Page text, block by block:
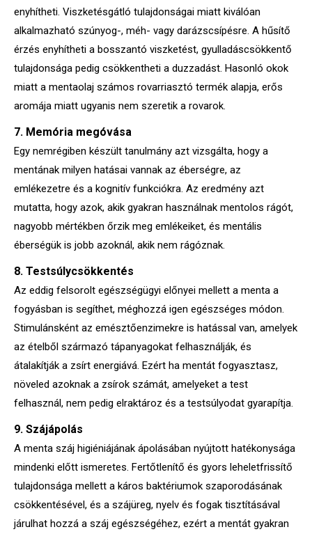
enyhítheti. Viszketésgátló tulajdonságai miatt kiválóan
alkalmazható szúnyog-, méh- vagy darázscsípésre. A hűsítő
érzés enyhítheti a bosszantó viszketést, gyulladáscsökkentő
tulajdonsága pedig csökkentheti a duzzadást. Hasonló okok
miatt a mentaolaj számos rovarriasztó termék alapja, erős
aromája miatt ugyanis nem szeretik a rovarok.
7. Memória megóvása
Egy nemrégiben készült tanulmány azt vizsgálta, hogy a
mentának milyen hatásai vannak az éberségre, az
emlékezetre és a kognitív funkciókra. Az eredmény azt
mutatta, hogy azok, akik gyakran használnak mentolos rágót,
nagyobb mértékben őrzik meg emlékeiket, és mentális
éberségük is jobb azoknál, akik nem rágóznak.
8. Testsúlycsökkentés
Az eddig felsorolt egészségügyi előnyei mellett a menta a
fogyásban is segíthet, méghozzá igen egészséges módon.
Stimulánsként az emésztőenzimekre is hatással van, amelyek
az ételből származó tápanyagokat felhasználják, és
átalakítják a zsírt energiává. Ezért ha mentát fogyasztasz,
növeled azoknak a zsírok számát, amelyeket a test
felhasznál, nem pedig elraktároz és a testsúlyodat gyarapítja.
9. Szájápolás
A menta száj higiéniájának ápolásában nyújtott hatékonysága
mindenki előtt ismeretes. Fertőtlenítő és gyors leheletfrissítő
tulajdonsága mellett a káros baktériumok szaporodásának
csökkentésével, és a szájüreg, nyelv és fogak tisztításával
járulhat hozzá a száj egészségéhez, ezért a mentát gyakran